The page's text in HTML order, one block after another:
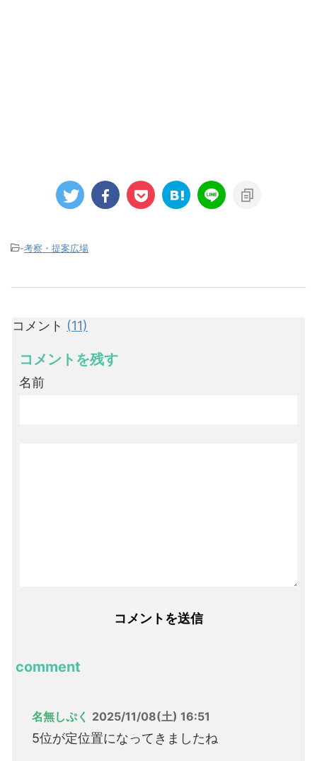
-考察・提案広場
コメント (11)
コメントを残す
名前
comment
名無しぷく 2025/11/08(土) 16:51
5位が定位置になってきましたね